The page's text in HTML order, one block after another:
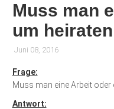
Muss man
um
Juni 08, 2016
Frage:
Muss man eine Arbeit
Antwort: